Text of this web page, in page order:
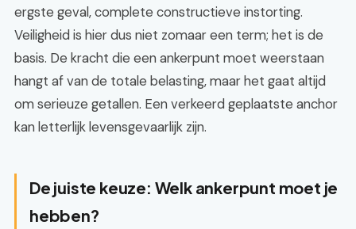
ergste geval, complete constructieve instorting.
Veiligheid is hier dus niet zomaar een term; het is de
basis. De kracht die een ankerpunt moet weerstaan
hangt af van de totale belasting, maar het gaat altijd
om serieuze getallen. Een verkeerd geplaatste anchor
kan letterlijk levensgevaarlijk zijn.
De juiste keuze: Welk ankerpunt moet je
hebben?